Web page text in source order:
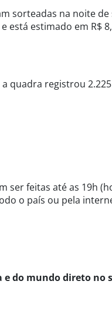
sorteadas na noite de
está estimado em R$
a quadra registrou
ser feitas até as 19h
o país ou pela
e do mundo direto no